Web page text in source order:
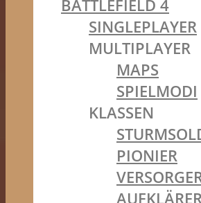
BATTLEFIELD 4
SINGLEPLAYER
MULTIPLAYER
MAPS
SPIELMODI
KLASSEN
PIONIER